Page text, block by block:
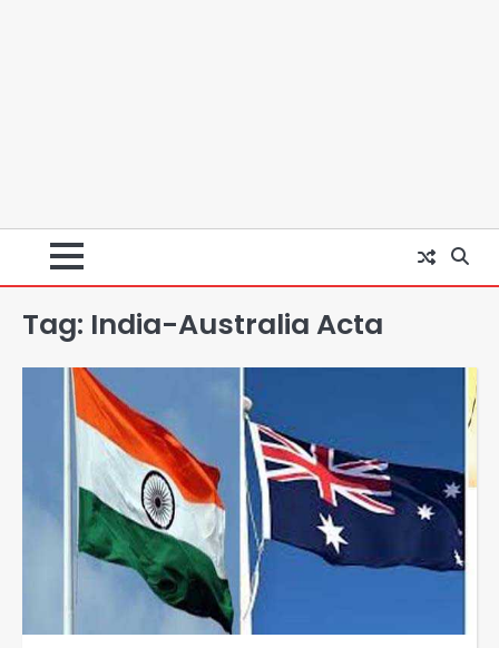
Tag: India-Australia Acta
दिल्ली पुलिस मुख्यालय में मंथन
Team JHJ
Petrol bomb attack on Shakib
Al Hasan’s house: शेख हसीना की
वर्चुअल प्रेस कॉन्फ्रेंस में जुड़ने पर भड़का
गुस्सा, शाकिब अल हसन के मगुरा स्थित घर पर
पेट्रोल बम से हमला
Avinash Kumar
Rasra Assembly seat: बसपा के
इकलौते विधायक उमाशंकर सिंह का निधन, दो
साल से कैंसर से जूझ रहे थे
Avinash Kumar